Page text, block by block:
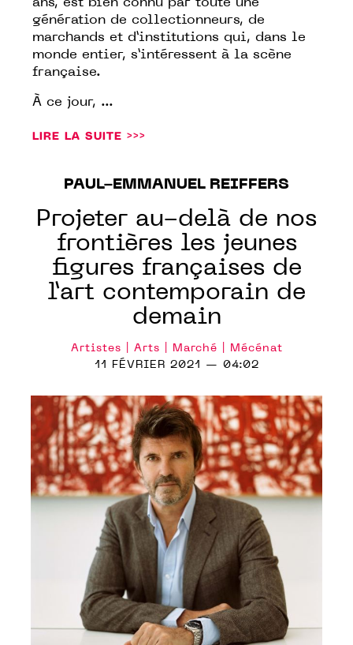
ans, est bien connu par toute une
génération de collectionneurs, de
marchands et d’institutions qui, dans le
monde entier, s’intéressent à la scène
française.
À ce jour, ...
LIRE LA SUITE >>>
PAUL-EMMANUEL REIFFERS
Projeter au-delà de nos
frontières les jeunes
figures françaises de
l’art contemporain de
demain
Artistes | Arts | Marché | Mécénat
11 FÉVRIER 2021 — 04:02